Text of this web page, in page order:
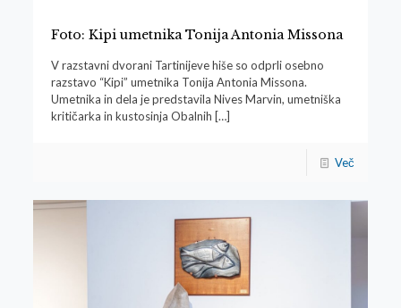
Foto: Kipi umetnika Tonija Antonia Missona
V razstavni dvorani Tartinijeve hiše so odprli osebno
razstavo “Kipi” umetnika Tonija Antonia Missona.
Umetnika in dela je predstavila Nives Marvin, umetniška
kritičarka in kustosinja Obalnih […]
Več